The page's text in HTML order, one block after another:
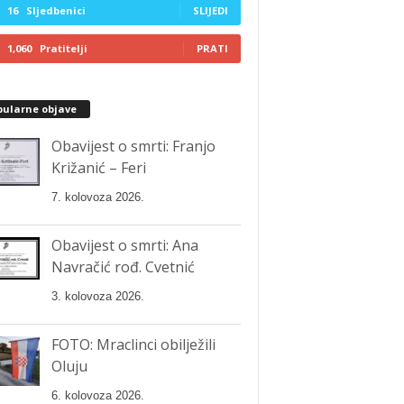
16 Sljedbenici SLIJEDI
1,060 Pratitelji PRATI
objave
Obavijest o smrti: Franjo
Križanić – Feri
7. kolovoza 2026.
Obavijest o smrti: Ana
Navračić rođ. Cvetnić
3. kolovoza 2026.
FOTO: Mraclinci obilježili
Oluju
6. kolovoza 2026.